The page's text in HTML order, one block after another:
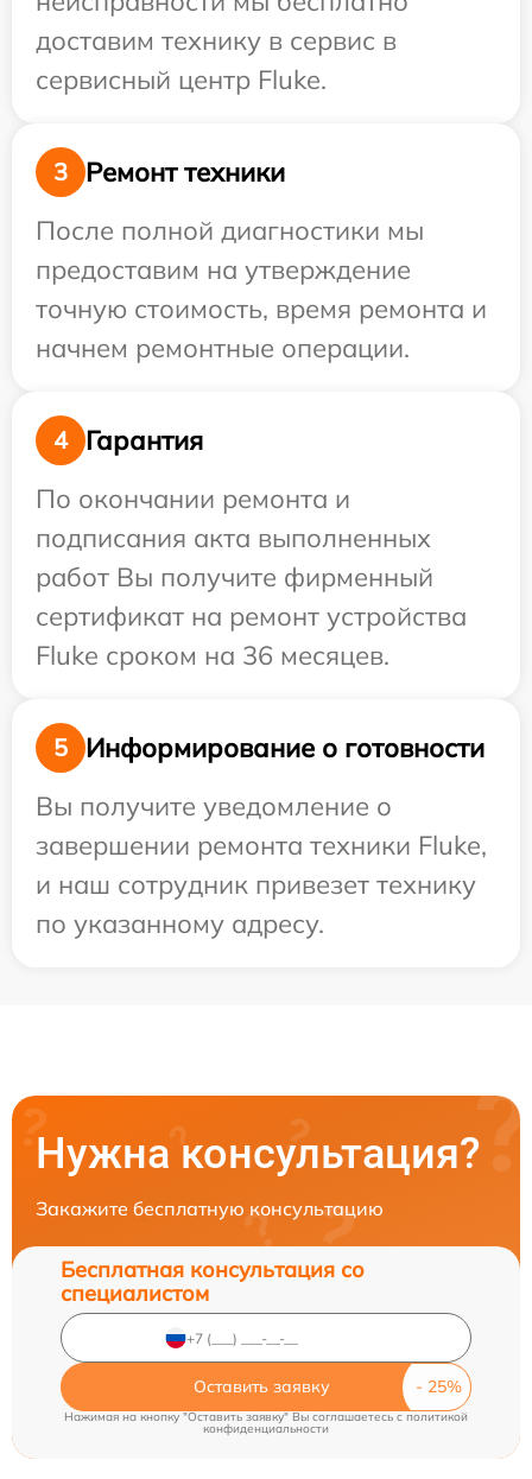
доставим технику в сервис в
сервисный центр Fluke.
3
Ремонт техники
После полной диагностики мы
предоставим на утверждение
точную стоимость, время ремонта и
начнем ремонтные операции.
4
Гарантия
По окончании ремонта и
подписания акта выполненных
работ Вы получите фирменный
сертификат на ремонт устройства
Fluke сроком на 36 месяцев.
5
Информирование о готовности
Вы получите уведомление о
завершении ремонта техники Fluke,
и наш сотрудник привезет технику
по указанному адресу.
Нужна консультация?
Закажите бесплатную консультацию
Бесплатная консультация со
специалистом
Оставить заявку
Нажимая на кнопку "Оставить заявку" Вы соглашаетесь cполитикой
конфиденциальности